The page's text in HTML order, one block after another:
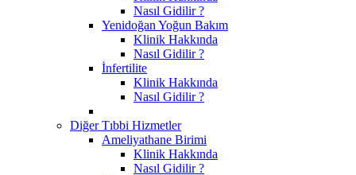
Nasıl Gidilir ?
Yenidoğan Yoğun Bakım
Klinik Hakkında
Nasıl Gidilir ?
İnfertilite
Klinik Hakkında
Nasıl Gidilir ?
Diğer Tıbbi Hizmetler
Ameliyathane Birimi
Klinik Hakkında
Nasıl Gidilir ?